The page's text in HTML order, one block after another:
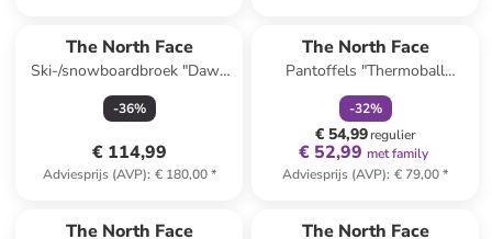
The North Face
Ski-/snowboardbroek "Dawn
Turn" zwart/grijs
-36%
€ 114,99
Adviesprijs (AVP): € 180,00*
The North Face
Pantoffels "Thermoball
Traction" zwart
-32%
€ 54,99regulier
€ 52,99 met family
Adviesprijs (AVP): € 79,00*
The North Face The North Face